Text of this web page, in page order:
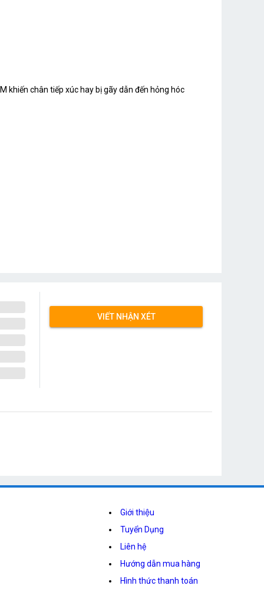
khiến chân tiếp xúc hay bị gãy dẫn đến hỏng hóc
VIẾT NHẬN XÉT
Giới thiệu
Tuyển Dụng
Liên hệ
Hướng dẫn mua hàng
Hình thức thanh toán